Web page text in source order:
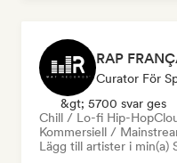
Curator För
&gt; 5700 svar ges
Chill / Lo-fi Hip-Hop
Kommersiell /
Lägg till artister i min(a)